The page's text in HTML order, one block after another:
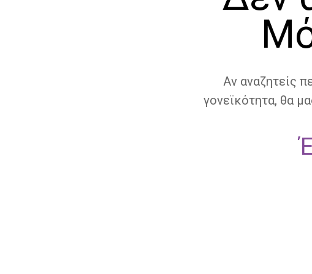
Αν αναζητείς
γονεϊκότητα, θα